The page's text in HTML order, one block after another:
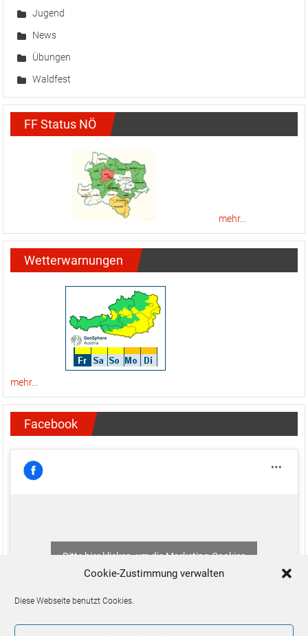
Cookie-Zustimmung verwalten
Diese Webseite benutzt Cookies.
Jugend
News
Übungen
Waldfest
FF Status NÖ
mehr...
Wetterwarnungen
mehr...
Facebook
Bitte hier klicken, um die Marketing-Cookies
zu akzeptieren und diesen Inhalt zu aktivieren